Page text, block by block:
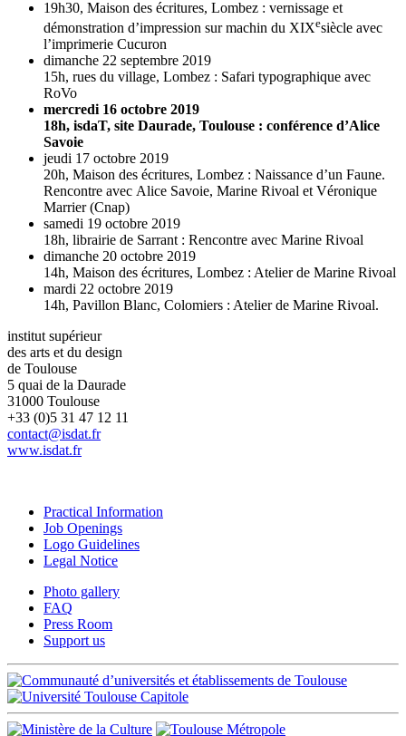
19h30, Maison des écritures, Lombez : vernissage et
démonstration d’impression sur machin du XIXesiècle avec
l’imprimerie Cucuron
dimanche 22 septembre 2019
15h, rues du village, Lombez : Safari typographique avec
RoVo
mercredi 16 octobre 2019
18h, isdaT, site Daurade, Toulouse : conférence d’Alice
Savoie
jeudi 17 octobre 2019
20h, Maison des écritures, Lombez : Naissance d’un Faune.
Rencontre avec Alice Savoie, Marine Rivoal et Véronique
Marrier (Cnap)
samedi 19 octobre 2019
18h, librairie de Sarrant : Rencontre avec Marine Rivoal
dimanche 20 octobre 2019
14h, Maison des écritures, Lombez : Atelier de Marine Rivoal
mardi 22 octobre 2019
14h, Pavillon Blanc, Colomiers : Atelier de Marine Rivoal.
institut supérieur
des arts et du design
de Toulouse
5 quai de la Daurade
31000 Toulouse
+33 (0)5 31 47 12 11
contact@isdat.fr
www.isdat.fr
Practical Information
Job Openings
Logo Guidelines
Legal Notice
Photo gallery
FAQ
Press Room
Support us